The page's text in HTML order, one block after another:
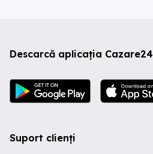
Descarcă aplicația Cazare24
Suport clienți